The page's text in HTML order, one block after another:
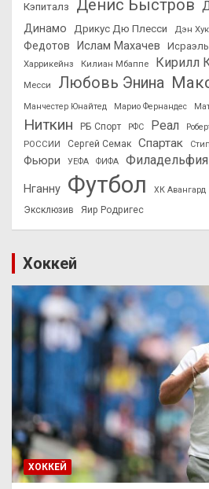
Кэпиталз
Денис Быстров
Динамо Дрикус Дю Плесси Дэн
Федотов
Ислам Махачев
Харрикейнз
Килиан Мбаппе Кирилл
Месси
Любовь Энина
Манчестер Юнайтед Марио Фернандес
Ниткин
РБ Спорт РФС Реал
РОССИИ
Сергей Семак Спартак
Фьюри
УЕФА ФИФА
Нганну Футбол ХК Авангард
Эксклюзив Яир Родригес
Хоккей
ХОККЕЙ